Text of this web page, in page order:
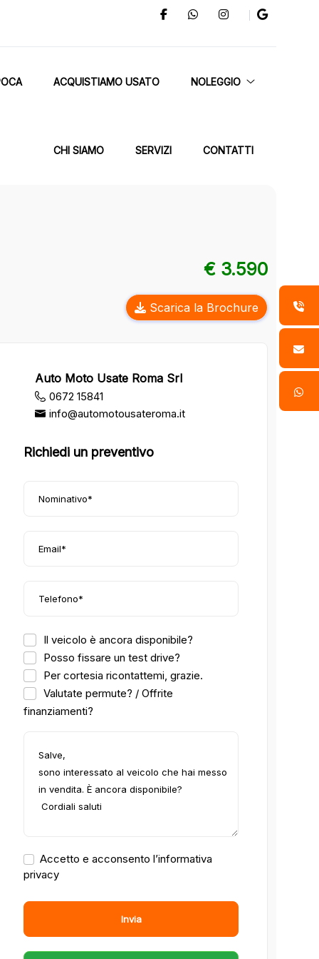
ACQUISTIAMO USATO NOLEGGIO
CHI SIAMO SERVIZI CONTATTI
€ 3.590
Scarica la Brochure
Auto Moto Usate Roma Srl
0672 15841
info@automotousateroma.it
Richiedi un preventivo
Il veicolo è ancora disponibile?
Posso fissare un test drive?
Per cortesia ricontattemi, grazie.
Valutate permute? / Offrite
finanziamenti?
Accetto e acconsento l’informativa
privacy
Invia